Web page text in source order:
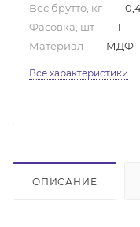
Вес брутто, кг —
Фасовка, шт — 1
Материал — МДФ
Все характеристики
ОПИСАНИЕ